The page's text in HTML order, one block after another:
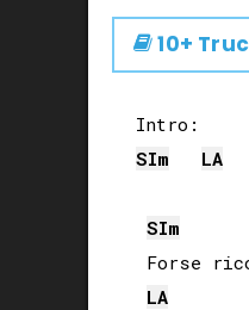
10+
SIm LA
SIm
Forse
LA